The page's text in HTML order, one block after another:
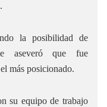
la posibilidad de
aseveró que fue
más posicionado.
su equipo de trabajo